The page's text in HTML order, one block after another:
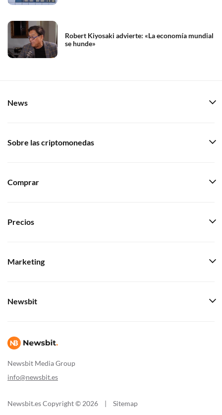
Robert Kiyosaki advierte: «La economía mundial
se hunde»
Newsbit Media Group
info@newsbit.es
News
Sobre las criptomonedas
Comprar
Precios
Marketing
Newsbit
Newsbit.es Copyright © 2026 | Sitemap